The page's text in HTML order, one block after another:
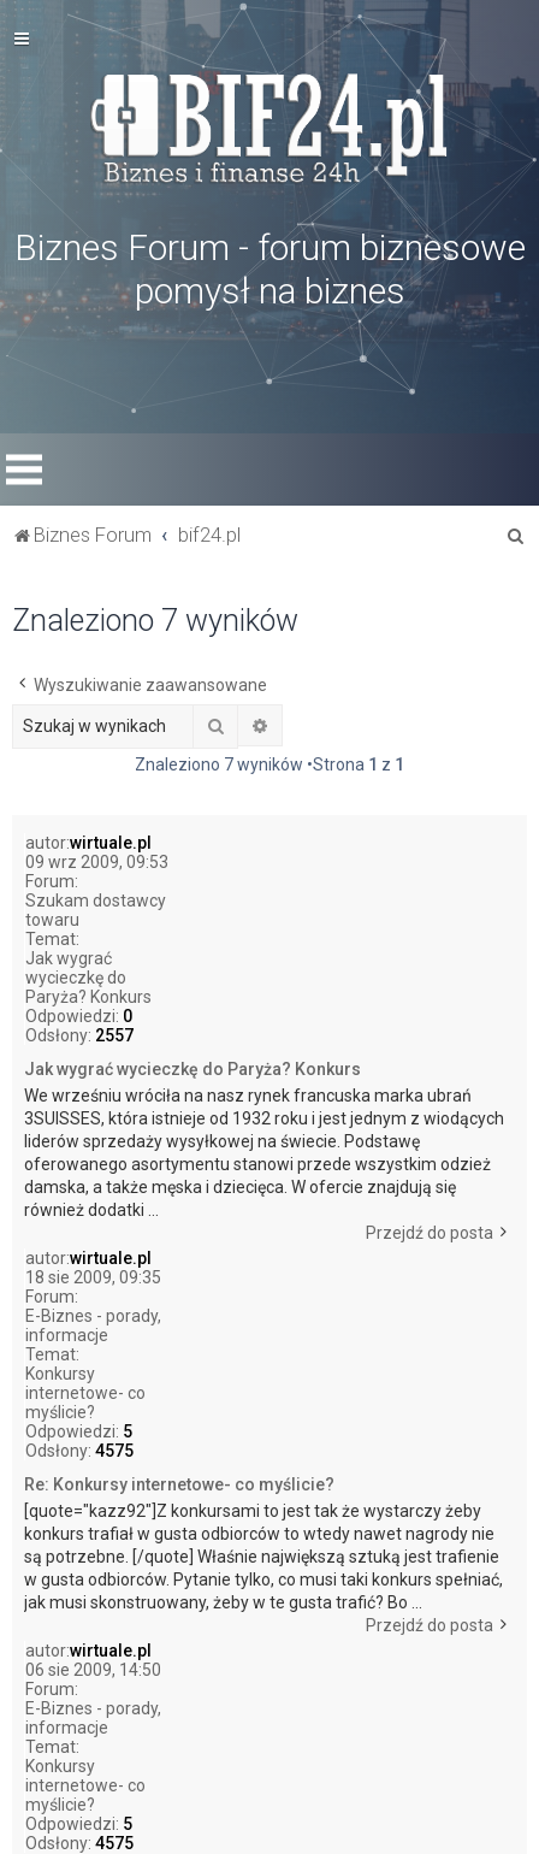
Biznes Forum - forum biznesowe
pomysł na biznes
Biznes Forum bif24.pl
Znaleziono 7 wyników
Wyszukiwanie zaawansowane
Szukaj
Znaleziono 7 wyników •Strona 1 z 1
autor:wirtuale.pl
09 wrz 2009, 09:53
Forum:
Szukam dostawcy
towaru
Temat:
Jak wygrać
wycieczkę do
Paryża? Konkurs
Odpowiedzi: 0
Odsłony: 2557
Jak wygrać wycieczkę do Paryża? Konkurs
We wrześniu wróciła na nasz rynek francuska marka ubrań
3SUISSES, która istnieje od 1932 roku i jest jednym z wiodących
liderów sprzedaży wysyłkowej na świecie. Podstawę
oferowanego asortymentu stanowi przede wszystkim odzież
damska, a także męska i dziecięca. W ofercie znajdują się
również dodatki ...
Przejdź do posta
autor:wirtuale.pl
18 sie 2009, 09:35
Forum:
E-Biznes - porady,
informacje
Temat:
Konkursy
internetowe- co
myślicie?
Odpowiedzi: 5
Odsłony: 4575
Re: Konkursy internetowe- co myślicie?
[quote="kazz92"]Z konkursami to jest tak że wystarczy żeby
konkurs trafiał w gusta odbiorców to wtedy nawet nagrody nie
są potrzebne. [/quote] Właśnie największą sztuką jest trafienie
w gusta odbiorców. Pytanie tylko, co musi taki konkurs spełniać,
jak musi skonstruowany, żeby w te gusta trafić? Bo ...
Przejdź do posta
autor:wirtuale.pl
06 sie 2009, 14:50
Forum:
E-Biznes - porady,
informacje
Temat:
Konkursy
internetowe- co
myślicie?
Odpowiedzi: 5
Odsłony: 4575